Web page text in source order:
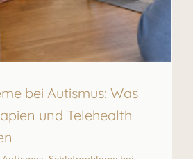
bei Autismus: Was
und Telehealth